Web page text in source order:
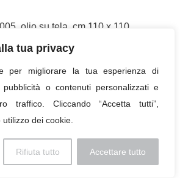
tua privacy
per migliorare la tua esperienza di
pubblicità o contenuti personalizzati e
traffico. Cliccando “Accetta tutti”,
dei cookie.
Rifiuta tutto Accettare tutto
olio su tela, cm 110 x 110
© 2026 Paolo Profaizer